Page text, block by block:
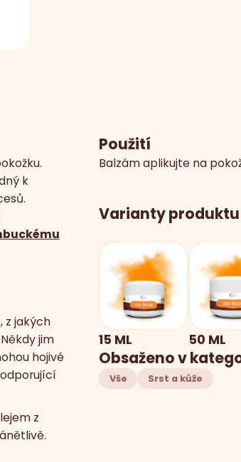
k
z jakých
jim
hojivé
z
Použití
Balzám aplikujte na
Varianty produktu
15 ML 50 ML
Obsaženo v
Vše Srst a kůže